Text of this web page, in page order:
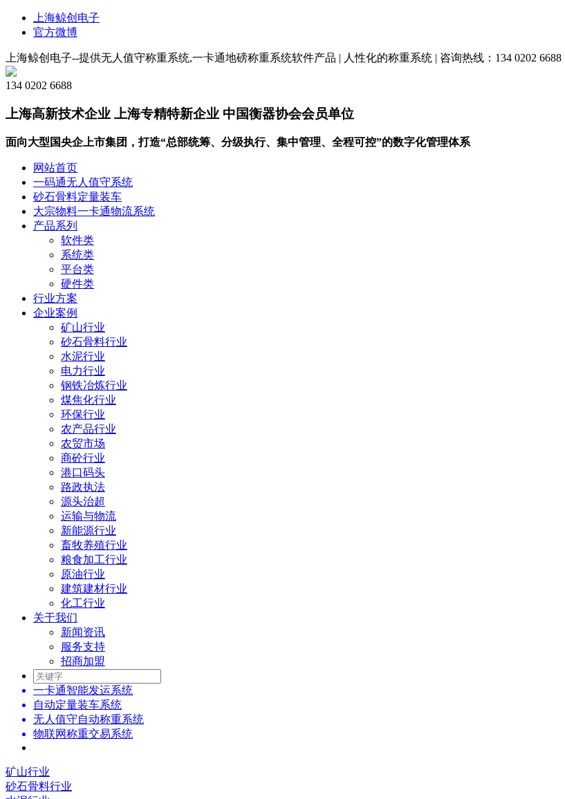
上海鲸创电子
官方微博
上海鲸创电子--提供无人值守称重系统,一卡通地磅称重系统软件产品 | 人性化的称重系统 | 咨询热线：134 0202 6688
134 0202 6688
上海高新技术企业 上海专精特新企业 中国衡器协会会员单位
面向大型国央企上市集团，打造“总部统筹、分级执行、集中管理、全程可控”的数字化管理体系
网站首页
一码通无人值守系统
砂石骨料定量装车
大宗物料一卡通物流系统
产品系列
软件类
系统类
平台类
硬件类
行业方案
企业案例
矿山行业
砂石骨料行业
水泥行业
电力行业
钢铁冶炼行业
煤焦化行业
环保行业
农产品行业
农贸市场
商砼行业
港口码头
路政执法
源头治超
运输与物流
新能源行业
畜牧养殖行业
粮食加工行业
原油行业
建筑建材行业
化工行业
关于我们
新闻资讯
服务支持
招商加盟
一卡通智能发运系统
自动定量装车系统
无人值守自动称重系统
物联网称重交易系统
矿山行业
砂石骨料行业